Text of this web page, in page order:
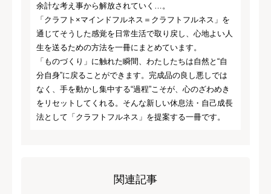
余計な考え事から解放されていく…。
「クラフト×マインドフルネス＝クラフトフルネス」を
通じてそうした感覚を日常生活で取り戻し、心地よい人
生を送るための方法を一冊にまとめています。
「ものづくり」に触れた瞬間、わたしたちは自然と“自
分自身”に戻ることができます。完成品の良し悪しでは
なく、手を動かし集中する“過程”こそが、心のざわめき
をリセットしてくれる。そんな新しい休息法・自己成長
法として「クラフトフルネス」を提案する一冊です。
関連記事